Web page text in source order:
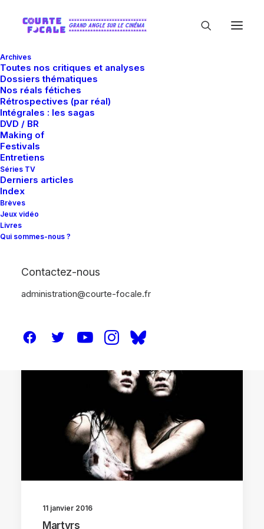
Archives
Toutes nos critiques et analyses
Dossiers thématiques
Nos réals fétiches
Rétrospectives (par réal)
Intégrales : les sagas
DVD / BR
Making of
Festivals
Entretiens
Séries TV
Derniers articles
Index
Brèves
Jeux vidéo
Livres
Qui sommes-nous ?
Contactez-nous
administration@courte-focale.fr
11 janvier 2016
Martyrs